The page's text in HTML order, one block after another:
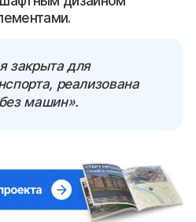
закрыта для
реализована
машин».